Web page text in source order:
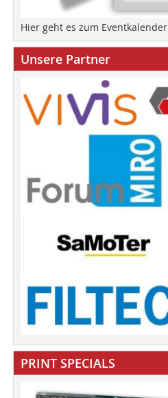
Hier geht es zum Eventkalender
Unsere Partner
PRINT SPECIALS